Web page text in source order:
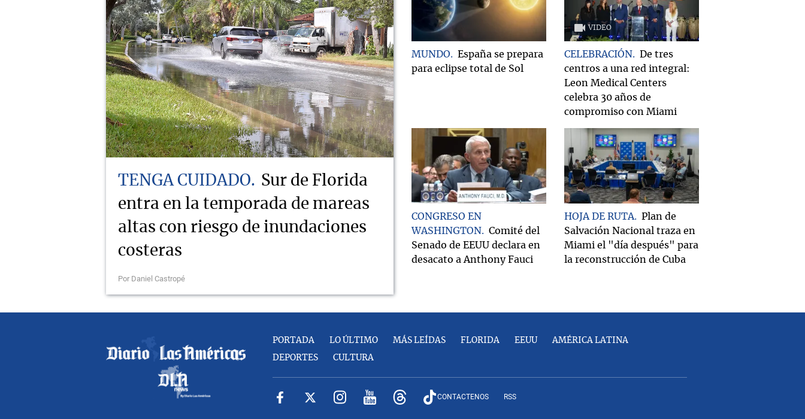
TENGA CUIDADO
Sur de Florida
entra en la temporada de mareas
altas con riesgo de inundaciones
costeras
Por Daniel Castropé
MUNDO
España se prepara
para eclipse total de Sol
VIDEO
CELEBRACIÓN
De tres
centros a una red integral:
Leon Medical Centers
celebra 30 años de
compromiso con Miami
CONGRESO EN
WASHINGTON
Comité del
Senado de EEUU declara en
desacato a Anthony Fauci
HOJA DE RUTA
Plan de
Salvación Nacional traza en
Miami el "día después" para
la reconstrucción de Cuba
PORTADA LO ÚLTIMO MÁS LEÍDAS FLORIDA EEUU AMÉRICA LATINA
DEPORTES CULTURA
CONTACTENOS RSS